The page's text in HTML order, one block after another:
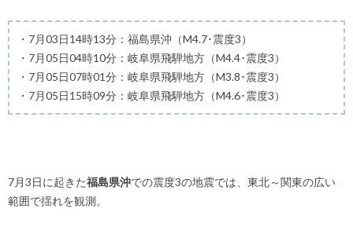
・7月03日14時13分：福島県沖（M4.7･震度3）
・7月05日04時10分：岐阜県飛騨地方（M4.4･震度3）
・7月05日07時01分：岐阜県飛騨地方（M3.8･震度3）
・7月05日15時09分：岐阜県飛騨地方（M4.6･震度3）
7月3日に起きた福島県沖での震度3の地震では、東北～関東の広い
範囲で揺れを観測。